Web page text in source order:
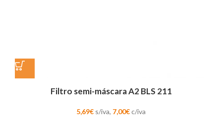
Filtro semi-máscara A2 BLS 211
5,69€ s/iva, 7,00€c/iva